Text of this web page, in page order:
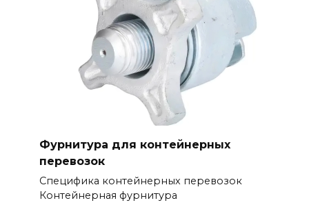
Фурнитура для контейнерных
перевозок
Специфика контейнерных перевозок
Контейнерная фурнитура